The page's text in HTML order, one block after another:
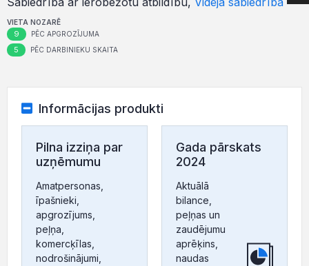
VIETA NOZARĒ
9 PĒC APGROZĪJUMA
5 PĒC DARBINIEKU SKAITA
Informācijas produkti
Pilna izziņa par
uzņēmumu
Amatpersonas,
īpašnieki,
apgrozījums,
peļņa,
komercķīlas,
nodrošinājumi,
Gada pārskats
2024
Aktuālā
bilance,
peļņas un
zaudējumu
aprēķins,
naudas